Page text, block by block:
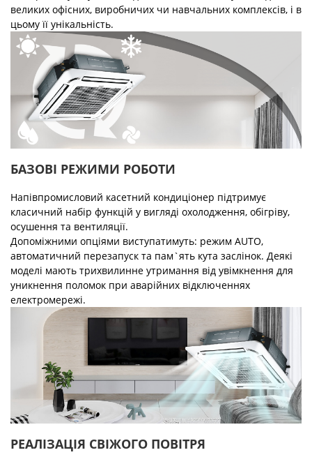
великих офісних, виробничих чи навчальних комплексів, і в
цьому її унікальність.
БАЗОВІ РЕЖИМИ РОБОТИ
Напівпромисловий касетний кондиціонер підтримує
класичний набір функцій у вигляді охолодження, обігріву,
осушення та вентиляції.
Допоміжними опціями виступатимуть: режим AUTO,
автоматичний перезапуск та пам`ять кута заслінок. Деякі
моделі мають трихвилинне утримання від увімкнення для
уникнення поломок при аварійних відключеннях
електромережі.
РЕАЛІЗАЦІЯ СВІЖОГО ПОВІТРЯ